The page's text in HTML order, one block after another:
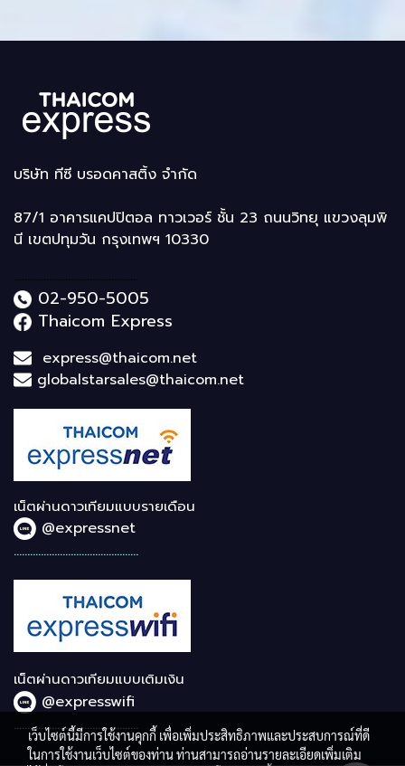
บริษัท ทีซี บรอดคาสติ้ง จำกัด
87/1 อาคารแคปปิตอล ทาวเวอร์ ชั้น 23 ถนนวิทยุ แขวงลุมพิ
นี เขตปทุมวัน กรุงเทพฯ 10330
..............................................
02-950-5005
Thaicom Express
express@thaicom.net
globalstarsales@thaicom.net
เน็ตผ่านดาวเทียมแบบรายเดือน
@expressnet
..............................................
เน็ตผ่านดาวเทียมแบบเติมเงิน
@expresswifi
..............................................
เว็บไซต์นี้มีการใช้งานคุกกี้ เพื่อเพิ่มประสิทธิภาพและประสบการณ์ที่ดี
ในการใช้งานเว็บไซต์ของท่าน ท่านสามารถอ่านรายละเอียดเพิ่มเติม